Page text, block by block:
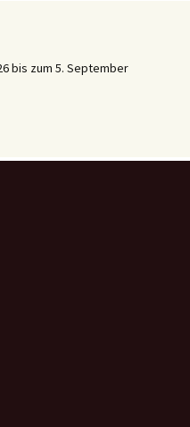
bis zum 5. September